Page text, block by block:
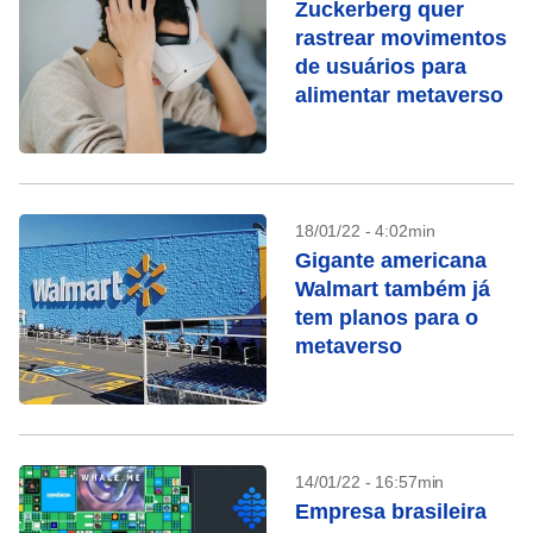
Zuckerberg quer
rastrear movimentos
de usuários para
alimentar metaverso
18/01/22 - 4:02min
Gigante americana
Walmart também já
tem planos para o
metaverso
14/01/22 - 16:57min
Empresa brasileira